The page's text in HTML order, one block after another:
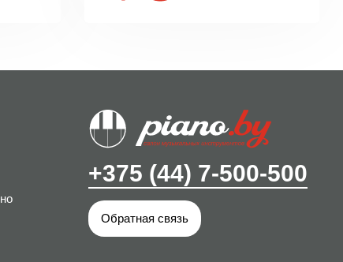
+375 (44) 7-500-500
Обратная связь